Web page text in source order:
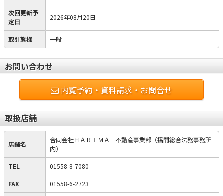
次回更新予
定日
2026年08月20日
取引態様 一般
お問い合わせ
内覧予約・資料請求・お問合せ
取扱店舗
店舗名
合同会社ＨＡＲＩＭＡ 不動産事業部（播間総合法務事務所
内）
TEL 01558-8-7080
FAX 01558-6-2723